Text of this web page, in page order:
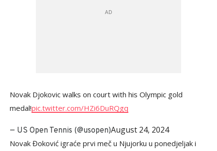
Novak Djokovic walks on court with his Olympic gold
medal!pic.twitter.com/HZi6DuRQgq
— US Open Tennis (@usopen)August 24, 2024
Novak Đoković igraće prvi meč u Njujorku u ponedjeljak i